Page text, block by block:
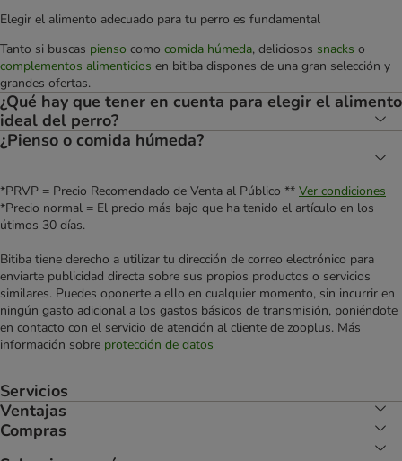
Elegir el alimento adecuado para tu perro es fundamental
Tanto si buscas pienso como comida húmeda, deliciosos snacks o
complementos alimenticios en bitiba dispones de una gran selección y
grandes ofertas.
¿Qué hay que tener en cuenta para elegir el alimento
ideal del perro?
¿Pienso o comida húmeda?
*PRVP = Precio Recomendado de Venta al Público ** Ver condiciones
*Precio normal = El precio más bajo que ha tenido el artículo en los
útimos 30 días.
Bitiba tiene derecho a utilizar tu dirección de correo electrónico para
enviarte publicidad directa sobre sus propios productos o servicios
similares. Puedes oponerte a ello en cualquier momento, sin incurrir en
ningún gasto adicional a los gastos básicos de transmisión, poniéndote
en contacto con el servicio de atención al cliente de zooplus. Más
información sobre protección de datos
Servicios
Ventajas
Compras